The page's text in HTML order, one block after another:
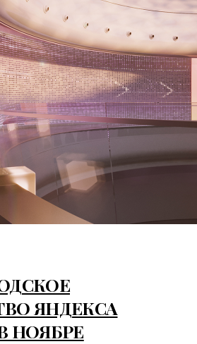
ЯНДЕКСА
НОЯБРЕ